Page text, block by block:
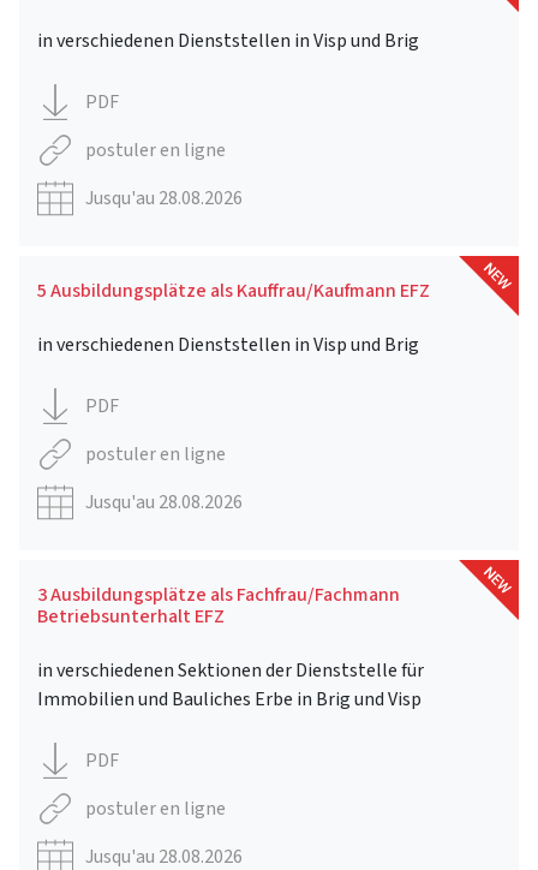
in verschiedenen Dienststellen in Visp und Brig
PDF
postuler en ligne
Jusqu'au 28.08.2026
5 Ausbildungsplätze als Kauffrau/Kaufmann EFZ
in verschiedenen Dienststellen in Visp und Brig
PDF
postuler en ligne
Jusqu'au 28.08.2026
3 Ausbildungsplätze als Fachfrau/Fachmann
Betriebsunterhalt EFZ
in verschiedenen Sektionen der Dienststelle für
Immobilien und Bauliches Erbe in Brig und Visp
PDF
postuler en ligne
Jusqu'au 28.08.2026